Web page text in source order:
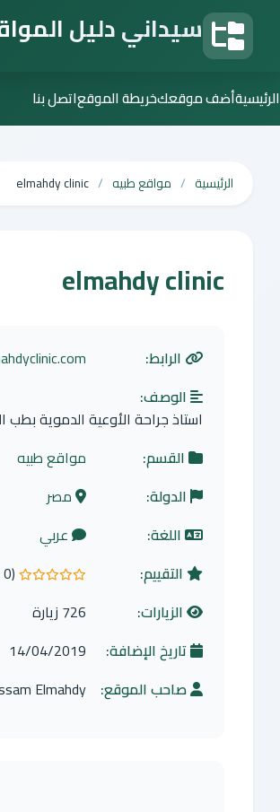
سيداني دليل
الرئيسيةأضف موقعكخريطة الموقعاتصل بنا
الرئيسية مواقع طبيه elmahdy clinic
elmahdy clinic
الرابط:
الوصف:
استاذ جراحة الأوعية الدموية بطب
القسم:
مواقع طبيه
الدولة:
مصر
اللغة:
عربي
التقييم:
0.0 من 5 نجوم
(0 زيارة)
الزيارات:
726 زيارة
تاريخ الإضافة:
14/04/2019
صاحب الموقع: Elmahdy